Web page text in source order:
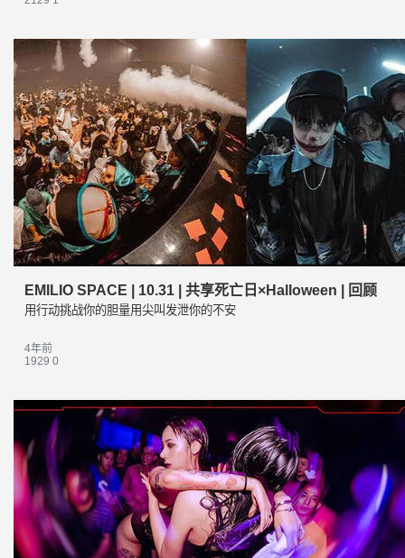
EMILIO SPACE | 10.31 | 共享死亡日×Halloween | 回顾
用行动挑战你的胆量用尖叫发泄你的不安
4年前
1929 0